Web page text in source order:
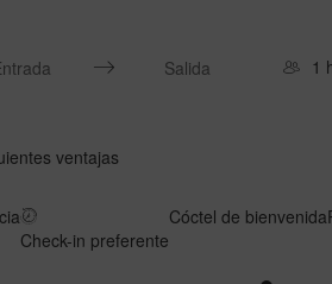
interact
1
ventajas
Check-in preferente
Cóctel de bienvenida